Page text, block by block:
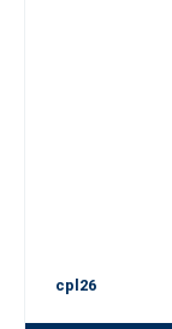
cpl26